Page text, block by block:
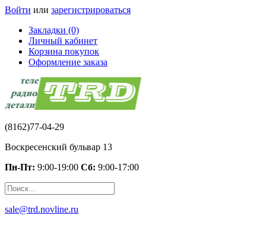
Войти или зарегистрироваться
Закладки (0)
Личный кабинет
Корзина покупок
Оформление заказа
(8162)77-04-29
Воскресенский бульвар 13
Пн-Пт: 9:00-19:00 Сб: 9:00-17:00
sale@trd.novline.ru